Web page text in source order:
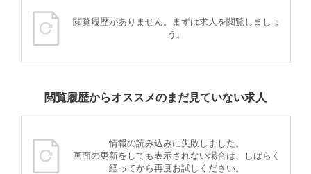
閲覧履歴がありません。まずは求人を閲覧しましょ
う。
閲覧履歴からオススメのまだ見ていない求人
情報の読み込みに失敗しました。
画面の更新をしても表示されない場合は、しばらく
経ってから再度お試しください。